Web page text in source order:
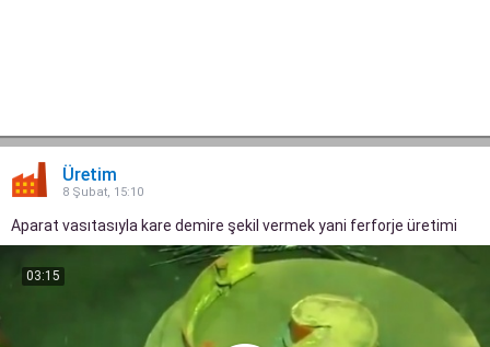
Üretim
8 Şubat, 15:10
Aparat vasıtasıyla kare demire şekil vermek yani ferforje üretimi
03:15